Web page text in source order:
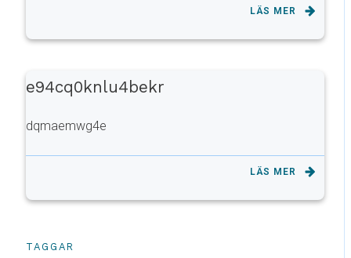
LÄS MER
e94cq0knlu4bekr
dqmaemwg4e
LÄS MER
TAGGAR